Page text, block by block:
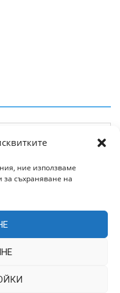
ние използваме
за съхраняване на